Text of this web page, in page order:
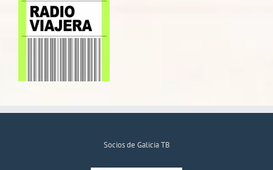
Socios de Galicia TB